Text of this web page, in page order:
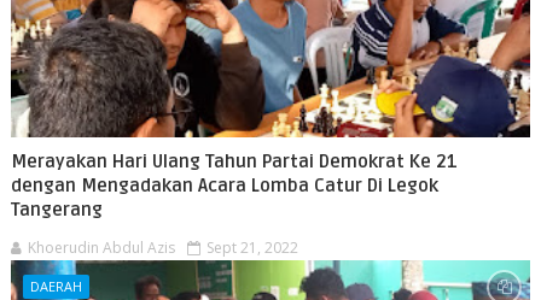
Merayakan Hari Ulang Tahun Partai Demokrat Ke 21
dengan Mengadakan Acara Lomba Catur Di Legok
Tangerang
Khoerudin Abdul Azis Sept 21, 2022
DAERAH